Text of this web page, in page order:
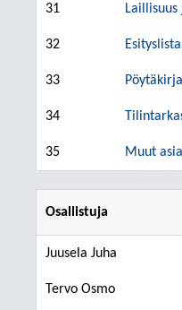
31
32
33
34
35 Muut
Osallistuja
Juusela Juha
Tervo Osmo